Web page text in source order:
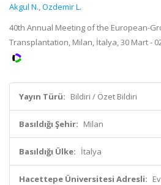
Akgul N.,Ozdemir L.
40th Annual Meeting of the European-
Transplantation, Milan, İtalya, 30 Mart -
Yayın Türü: Bildiri / Özet Bildiri
Basıldığı Şehir: Milan
Basıldığı Ülke: İtalya
Hacettepe Üniversitesi Adresli: